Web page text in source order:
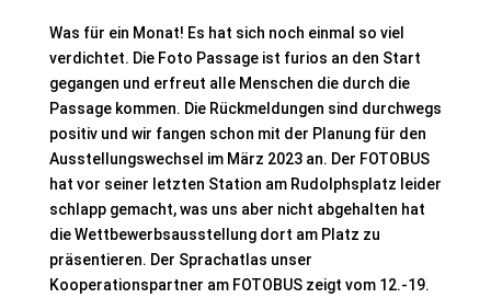
Was für ein Monat! Es hat sich noch einmal so viel
verdichtet. Die Foto Passage ist furios an den Start
gegangen und erfreut alle Menschen die durch die
Passage kommen. Die Rückmeldungen sind durchwegs
positiv und wir fangen schon mit der Planung für den
Ausstellungswechsel im März 2023 an. Der FOTOBUS
hat vor seiner letzten Station am Rudolphsplatz leider
schlapp gemacht, was uns aber nicht abgehalten hat
die Wettbewerbsausstellung dort am Platz zu
präsentieren. Der Sprachatlas unser
Kooperationspartner am FOTOBUS zeigt vom 12.-19.